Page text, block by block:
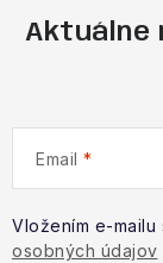
Aktuálne
Email
Vložením e-mailu
osobných údajov